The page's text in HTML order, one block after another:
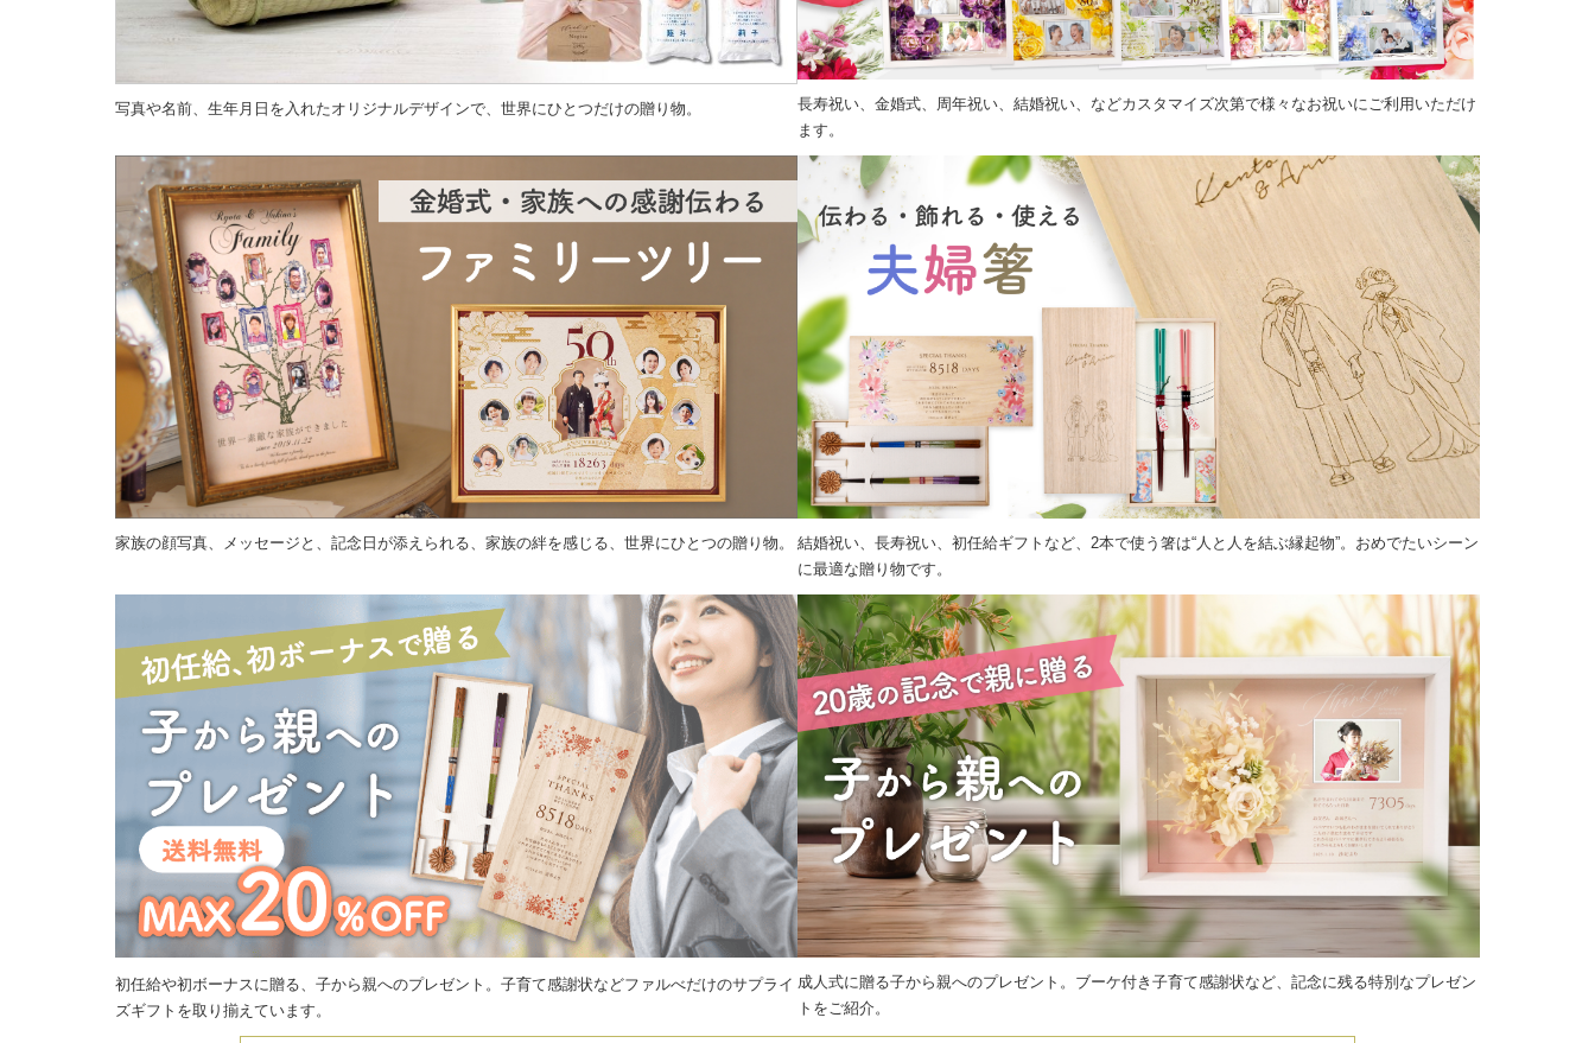
写真や名前、生年月日を入れたオリジナルデザインで、世界にひとつだけの贈り物。
長寿祝い、金婚式、周年祝い、結婚祝い、などカスタマイズ次第で様々なお祝いにご利用いただけ
ます。
家族の顔写真、メッセージと、記念日が添えられる、家族の絆を感じる、世界にひとつの贈り物。
結婚祝い、長寿祝い、初任給ギフトなど、2本で使う箸は“人と人を結ぶ縁起物”。おめでたいシーン
に最適な贈り物です。
初任給や初ボーナスに贈る、子から親へのプレゼント。子育て感謝状などファルべだけのサプライ
ズギフトを取り揃えています。
成人式に贈る子から親へのプレゼント。ブーケ付き子育て感謝状など、記念に残る特別なプレゼン
トをご紹介。